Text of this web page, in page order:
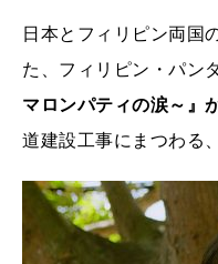
日本とフィリピン両国
た、フィリピン・パン
マロンパティの涙～』
道建設工事にまつわる